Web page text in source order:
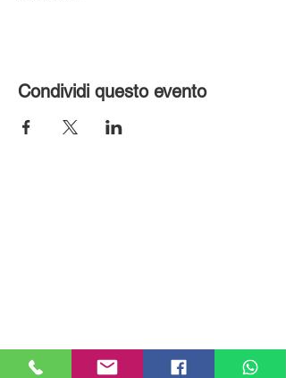
Condividi questo evento